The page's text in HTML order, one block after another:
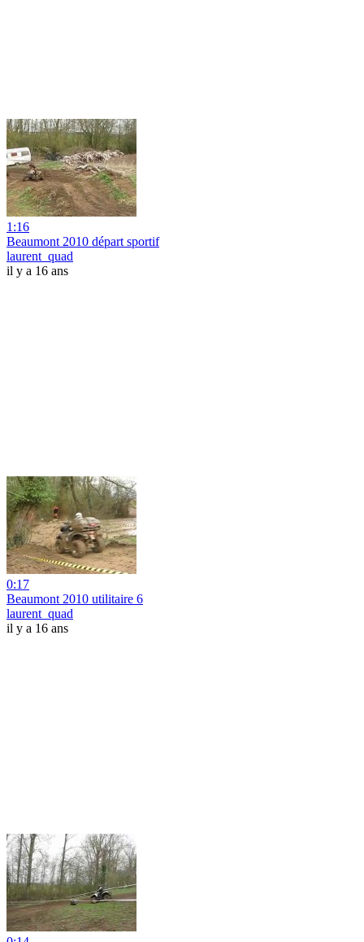
1:16
Beaumont 2010 départ sportif
laurent_quad
il y a 16 ans
0:17
Beaumont 2010 utilitaire 6
laurent_quad
il y a 16 ans